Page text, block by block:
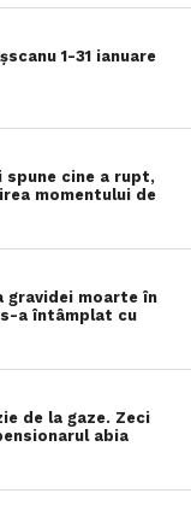
1-31 ianuare
cine a rupt,
momentului de
gravidei moarte în
s-a întâmplat cu
de la gaze. Zeci
abia